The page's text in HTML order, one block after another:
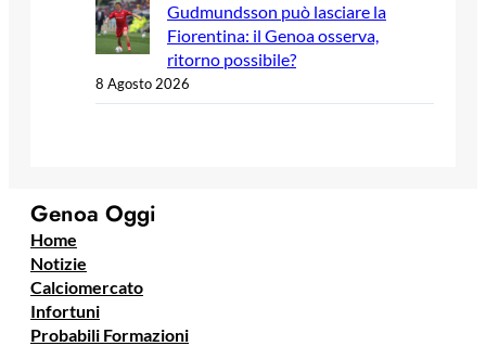
Gudmundsson può lasciare la
Fiorentina: il Genoa osserva,
ritorno possibile?
8 Agosto 2026
Genoa Oggi
Home
Notizie
Calciomercato
Infortuni
Probabili Formazioni